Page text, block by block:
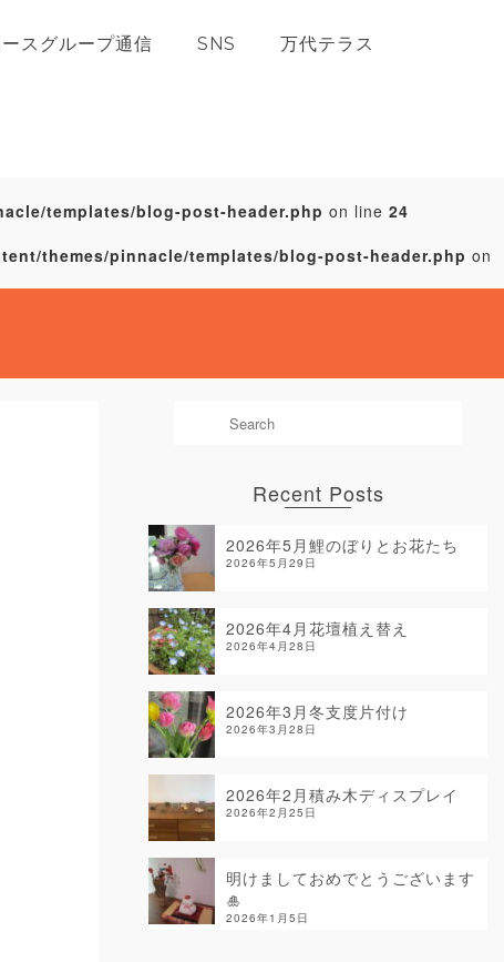
スグループ通信 SNS 万代テラス
templates/blog-post-header.php on line 24
themes/pinnacle/templates/blog-post-header.php on
Recent Posts
2026年5月鯉のぼりとお花たち
2026年5月29日
2026年4月花壇植え替え
2026年4月28日
2026年3月冬支度片付け
2026年3月28日
2026年2月積み木ディスプレイ
2026年2月25日
明けましておめでとうございます
🎍
2026年1月5日